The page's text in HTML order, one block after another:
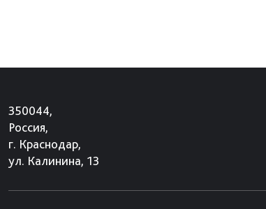
350044,
Россия,
г. Краснодар,
ул. Калинина, 13